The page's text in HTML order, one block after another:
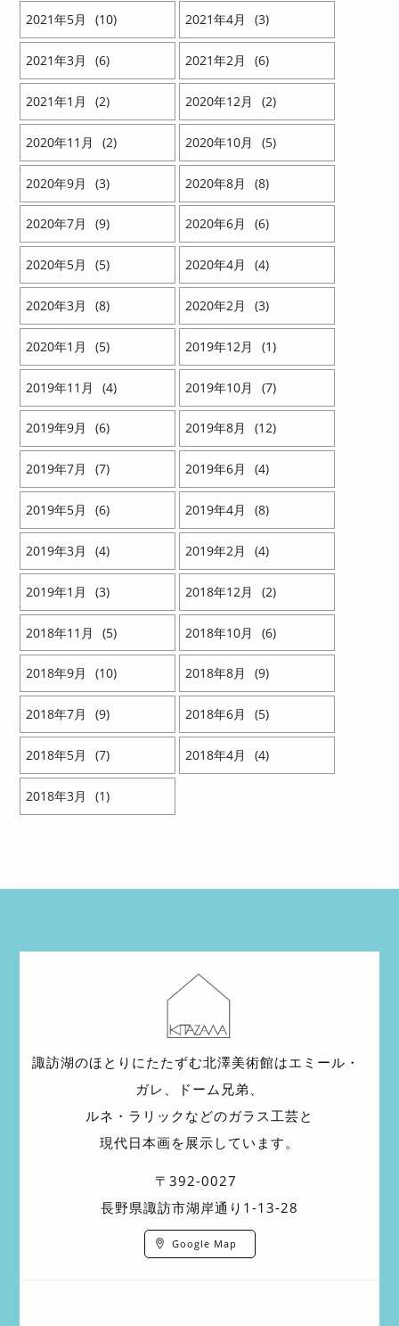
2021 5 10 2021 4 3
2021 3 6 2021 2 6
2021 1 2 2020 12 2
2020 11 2 2020 10 5
2020 9 3 2020 8 8
2020 7 9 2020 6 6
2020 5 5 2020 4 4
2020 3 8 2020 2 3
2020 1 5 2019 12 1
2019 11 4 2019 10 7
2019 9 6 2019 8 12
2019 7 7 2019 6 4
2019 5 6 2019 4 8
2019 3 4 2019 2 4
2019 1 3 2018 12 2
2018 11 5 2018 10 6
2018 9 10 2018 8 9
2018 7 9 2018 6 5
2018 5 7 2018 4 4
2018 3 1
諏訪湖のほとりにたたずむ北澤美術館はエミール・
ガレ、ドーム兄弟、
ルネ・ラリックなどのガラス工芸と
現代日本画を展示しています。
〒392-0027
長野県諏訪市湖岸通り1-13-28
Google Map